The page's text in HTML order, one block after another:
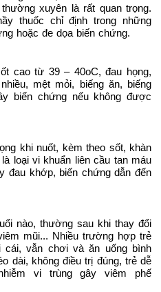
xuyên là rất quan trọng.
thuốc chỉ định trong những
hoặc đe dọa biến chứng.
cao từ 39 – 40oC, đau họng,
mệt mỏi, biếng ăn, biếng
biến chứng nếu không được
khi nuốt, kèm theo sốt, khàn
loại vi khuẩn liên cầu tan máu
đau khớp, biến chứng dẫn đến
nào, thường sau khi thay đổi
mũi... Nhiều trường hợp trẻ
vẫn chơi và ăn uống bình
dài, không điều trị đúng, trẻ dễ
vi trùng gâyviêm phế